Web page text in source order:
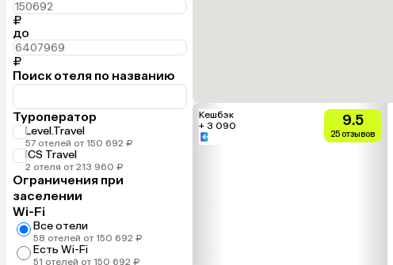
₽
до
₽
Поиск отеля по названию
Туроператор
Level.Travel
57 отелей от 150 692 ₽
ICS Travel
2 отеля от 213 960 ₽
Ограничения при
заселении
Wi-Fi
Все отели
58 отелей от 150 692 ₽
Есть Wi-Fi
51 отелей от 150 692 ₽
Кешбэк
+ 3 090
9.5
25 отзывов